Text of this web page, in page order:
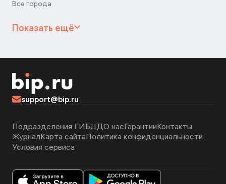
Все города
Показать ещё
support@bip.ru
Подразделения ГИБДДО насГарантииКонтакты
ЖурналКарта сайтаПолитика конфиденциальности
Условия сервиса